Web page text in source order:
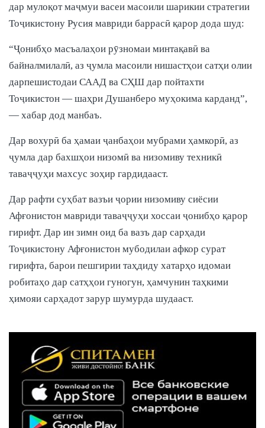
дар мулоқот маҷмуи васеи масоили шарикии стратегии
Тоҷикистону Русия мавриди баррасӣ қарор дода шуд:
“Ҷонибҳо масъалаҳои рӯзномаи минтақавӣ ва
байналмилалӣ, аз ҷумла масоили нишастҳои сатҳи олии
дарпешистодаи СААД ва СҲШ дар пойтахти
Тоҷикистон — шаҳри Душанберо муҳокима карданд”,
— хабар дод манбаъ.
Дар вохурӣ ба ҳамаи ҷанбаҳои мубрами ҳамкорӣ, аз
ҷумла дар бахшҳои низомӣ ва низомиву техникӣ
таваҷҷуҳи махсус зоҳир гардидааст.
Дар рафти суҳбат вазъи ҷории низомиву сиёсии
Афғонистон мавриди таваҷҷуҳи хоссаи ҷонибҳо қарор
гирифт. Дар ин зимн оид ба вазъ дар сарҳади
Тоҷикистону Афғонистон мубодилаи афкор сурат
гирифта, барои пешгирии таҳдиду хатарҳо идомаи
робитаҳо дар сатҳҳои гуногун, ҳамчунин таҳкими
ҳимояи сарҳадот зарур шумурда шудааст.